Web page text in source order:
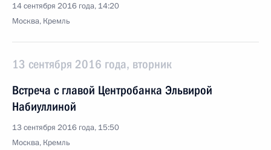
14 сентября 2016 года, 14:20
Москва, Кремль
13 сентября 2016 года, вторник
Встреча с главой Центробанка Эльвирой
Набиуллиной
13 сентября 2016 года, 15:50
Москва, Кремль